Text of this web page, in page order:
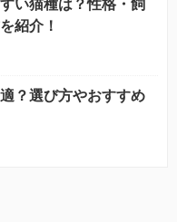
い猫種は？性格・飼
紹介！
？選び方やおすすめ